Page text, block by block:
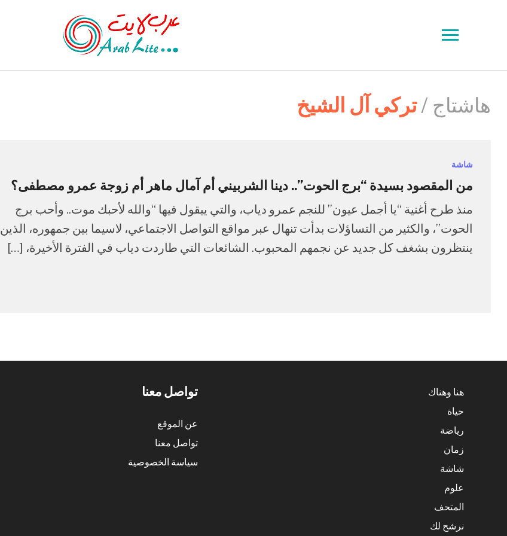
Toggle
navigationهاشتاج /تركي آل الشيخ
شاشة
من المقصود بسيدة “برج الحوت”.. دينا الشربيني أم آمال ماهر أم زوجة عمرو مصطفى؟
منذ طرح أغنية “يا أجمل عيون” للنجم عمرو دياب، والتي ييقول فيها “والله لأحبك موت.. وأحب برج
الحوت”، والكثير من التساؤلات بدأت تنهال عبر مواقع التواصل الاجتماعي، لاسيما بين جمهوره، الذين
ينتظرون بشغف كل جديد عن نجمهم المحبوب. الشائعات التي طاردت دياب في الفترة الأخيرة، […]
هنا وهناك
حياة
رياضة
زمان
شاشة
علوم
المتحف
نرشح لك
تواصل معنا
عن الموقع
تواصل معنا
سياسة الخصوصية